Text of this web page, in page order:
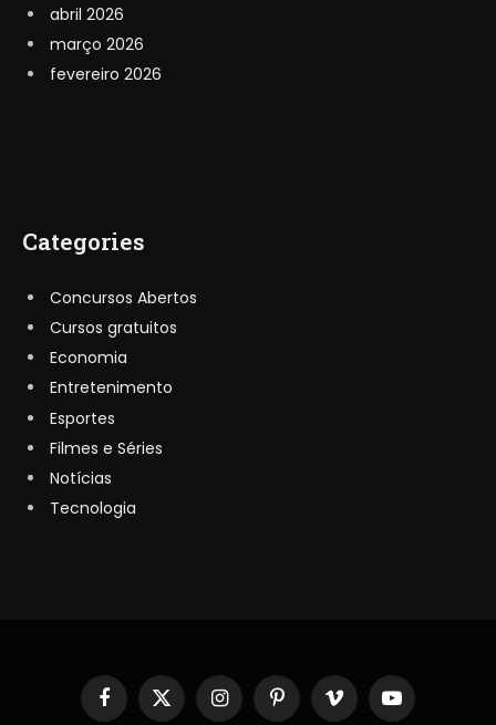
abril 2026
março 2026
fevereiro 2026
Categories
Concursos Abertos
Cursos gratuitos
Economia
Entretenimento
Esportes
Filmes e Séries
Notícias
Tecnologia
Facebook
X
InstagramPinterestVimeo YouTube